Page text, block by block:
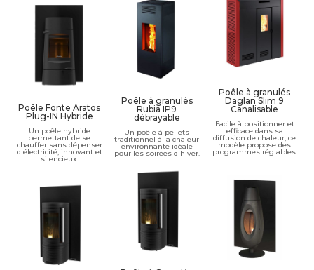
Poêle à granulés
Daglan Slim 9
Canalisable
Facile à positionner et
efficace dans sa
diffusion de chaleur, ce
modèle propose des
programmes réglables.
Poêle à granulés
Rubia IP9
débrayable
Un poêle à pellets
traditionnel à la chaleur
environnante idéale
pour les soirées d'hiver.
Poêle Fonte Aratos
Plug-IN Hybride
Un poêle hybride
permettant de se
chauffer sans dépenser
d'électricité, innovant et
silencieux.